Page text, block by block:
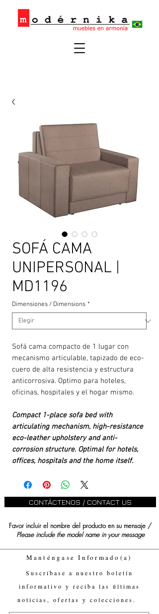
SOFÁ CAMA
UNIPERSONAL |
MD1196
Dimensiones / Dimensions *
Sofá cama compacto de 1 lugar con
mecanismo articulable, tapizado de eco-
cuero de alta resistencia y estructura
anticorrosiva. Optimo para hoteles,
oficinas, hospitales y el hogar mismo.
Compact 1-place sofa bed with
articulating mechanism, high-resistance
eco-leather upholstery and anti-
corrosion structure. Optimal for hotels,
offices, hospitals and the home itself.
CONTÁCTENOS / CONTACT US
Favor incluir el nombre del producto en su mensaje /
Please include the model name in your message
Manténgase Informado(a)
Suscríbase a nuestro boletín
informativo y reciba las últimas
noticias, ofertas y colecciones.